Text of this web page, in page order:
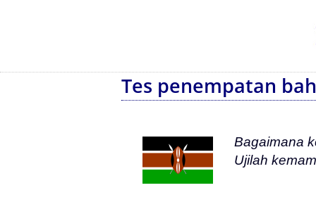
Tes penempatan
Bagaimana
Ujilah